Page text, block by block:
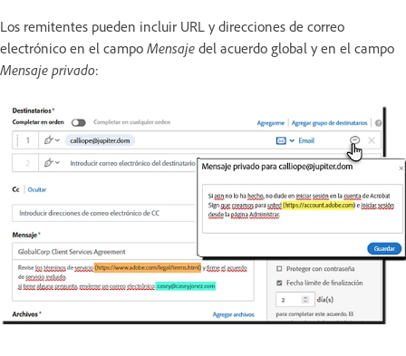
Los remitentes pueden incluir URL y direcciones de correo
electrónico en el campo Mensaje del acuerdo global y en el campo
Mensaje privado: